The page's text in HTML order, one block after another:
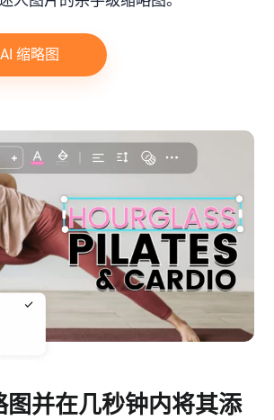
缩略图
图并在几秒钟内将其添